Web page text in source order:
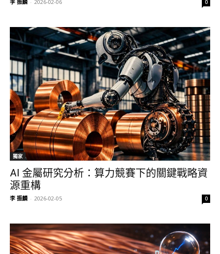
李 振麟 - 2026-02-06 0
獨家
AI 金屬研究分析：算力競賽下的關鍵戰略資
源重構
李 振麟 - 2026-02-05 0